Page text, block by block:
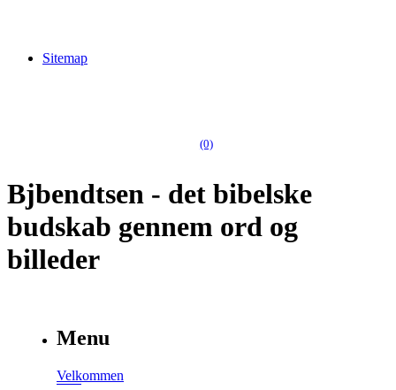
Sitemap
(0)
Bjbendtsen - det bibelske
budskab gennem ord og
billeder
Menu
Velkommen